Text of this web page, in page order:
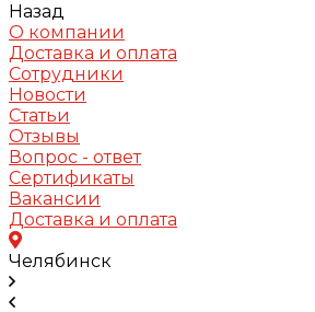
Назад
О компании
Доставка и оплата
Сотрудники
Новости
Статьи
Отзывы
Вопрос - ответ
Сертификаты
Вакансии
Доставка и оплата
Челябинск